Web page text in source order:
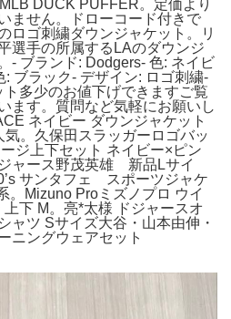
DUCK PUFFER。定価より
ません。ドローコード付きで
ロゴ刺繍ダウンジャケット。リ
選手の所属するLAのダウンジ
- ブランド: Dodgers- 色: ネイビ
: ブラック- デザイン: ロゴ刺繍-
多少のお値下げできますご覧
ます。質問など気軽にお願いし
ネイビー ダウンジャケット
。久保田スラッガーロゴバッ
ジ上下セット ネイビー×ピン
ャース野茂英雄 新品Lサイ
サンタフェ スポーツジャケ
Mizuno Proミズノプロ ウイ
下 M。亮*太様 ドジャースオ
ャツ Sサイズ大谷・山本由伸・
ングウェアセット